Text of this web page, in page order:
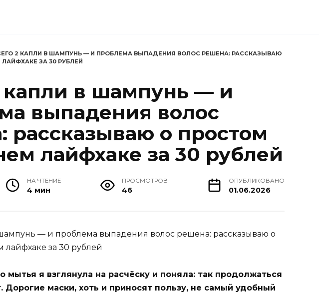
2 КАПЛИ В ШАМПУНЬ — И ПРОБЛЕМА ВЫПАДЕНИЯ ВОЛОС РЕШЕНА: РАССКАЗЫВАЮ
ЗА 30 РУБЛЕЙ
капли в шампунь — и
выпадения волос
рассказываю о простом
лайфхаке за 30 рублей
НА ЧТЕНИЕ
4 мин
ПРОСМОТРОВ
46
ОПУБЛИКОВАНО
01.06.2026
мытья я взглянула на расчёску и поняла: так продолжаться
маски, хоть и приносят пользу, не самый удобный